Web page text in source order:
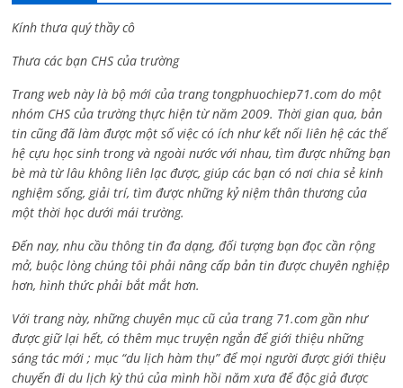
Kính thưa quý thầy cô
Thưa các bạn CHS của trường
Trang web này là bộ mới của trang tongphuochiep71.com do một
nhóm CHS của trường thực hiện từ năm 2009. Thời gian qua, bản
tin cũng đã làm được một số việc có ích như kết nối liên hệ các thế
hệ cựu học sinh trong và ngoài nước với nhau, tìm được những bạn
bè mà từ lâu không liên lạc được, giúp các bạn có nơi chia sẻ kinh
nghiệm sống, giải trí, tìm được những kỷ niệm thân thương của
một thời học dưới mái trường.
Đến nay, nhu cầu thông tin đa dạng, đối tượng bạn đọc cần rộng
mở, buộc lòng chúng tôi phải nâng cấp bản tin được chuyên nghiệp
hơn, hình thức phải bắt mắt hơn.
Với trang này, những chuyên mục cũ của trang 71.com gần như
được giữ lại hết, có thêm mục truyện ngắn để giới thiệu những
sáng tác mới ; mục “du lịch hàm thụ” để mọi người được giới thiệu
chuyến đi du lịch kỳ thú của mình hồi năm xưa để độc giả được